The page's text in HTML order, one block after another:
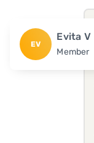
EV
Evita V
Member